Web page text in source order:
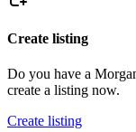
Create listing
Do you have a
create a listing now.
Create listing